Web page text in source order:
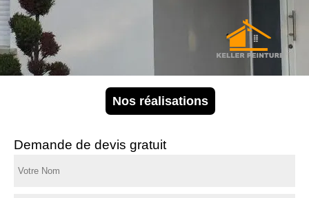
Nos réalisations
Demande de devis gratuit